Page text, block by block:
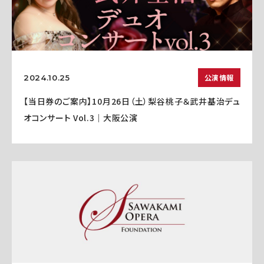
2024.10.25 公演情報
【当日券のご案内】10月26日（土）梨谷桃子＆武井基治デュ
オコンサート Vol.3｜大阪公演